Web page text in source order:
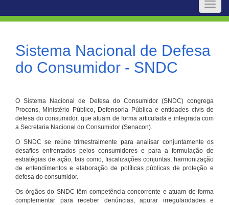
Toggle
Sistema Nacional de Defesa
do Consumidor - SNDC
O Sistema Nacional de Defesa do Consumidor (SNDC) congrega
Procons, Ministério Público, Defensoria Pública e entidades civis de
defesa do consumidor, que atuam de forma articulada e integrada com
a Secretaria Nacional do Consumidor (Senacon).
O SNDC se reúne trimestralmente para analisar conjuntamente os
desafios enfrentados pelos consumidores e para a formulação de
estratégias de ação, tais como, fiscalizações conjuntas, harmonização
de entendimentos e elaboração de políticas públicas de proteção e
defesa do consumidor.
Os órgãos do SNDC têm competência concorrente e atuam de forma
complementar para receber denúncias, apurar irregularidades e